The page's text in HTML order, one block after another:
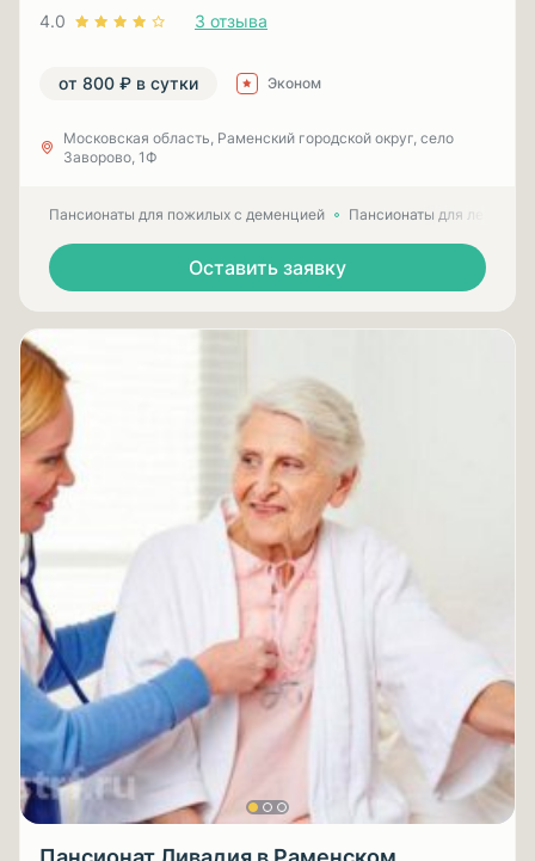
4.0 3 отзыва
от 800 ₽ в сутки Эконом
Московская область, Раменский городской округ, село
Заворово, 1Ф
Пансионаты для пожилых с деменцией Пансионаты для
Оставить заявку